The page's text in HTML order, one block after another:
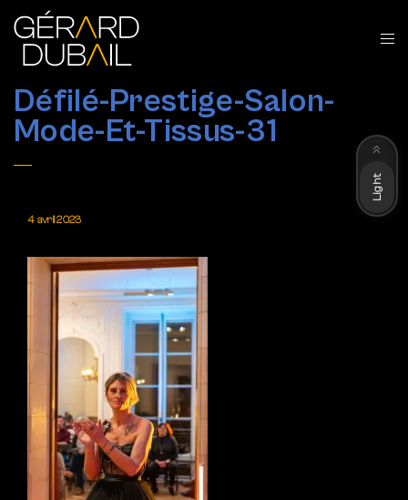
Défilé-Prestige-Salon-
Mode-Et-Tissus-31
4 avril 2023
Light
Dark